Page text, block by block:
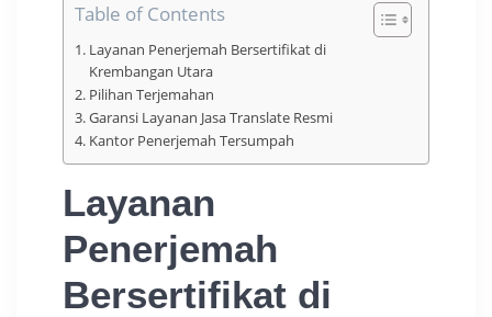
Table of Contents
Layanan Penerjemah Bersertifikat di
Krembangan Utara
Pilihan Terjemahan
Garansi Layanan Jasa Translate Resmi
Kantor Penerjemah Tersumpah
Layanan
Penerjemah
Bersertifikat di